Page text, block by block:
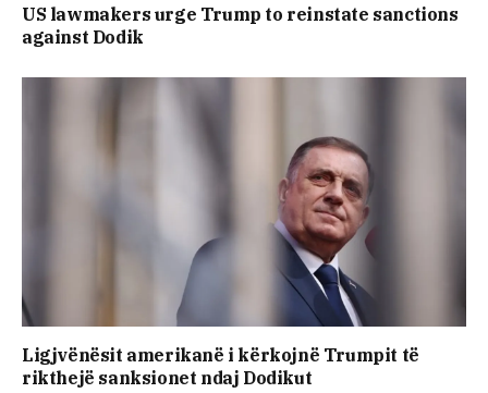
US lawmakers urge Trump to reinstate sanctions
against Dodik
Ligjvënësit amerikanë i kërkojnë Trumpit të
rikthejë sanksionet ndaj Dodikut